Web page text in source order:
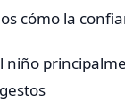
cómo la
niño